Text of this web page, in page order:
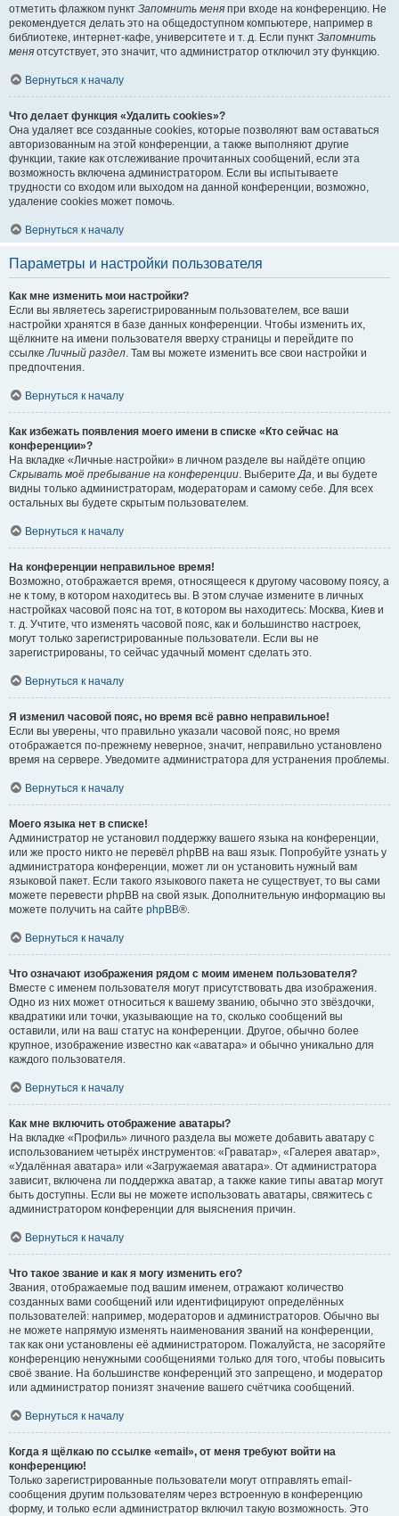
отметить флажком пункт Запомнить меня при входе на конференцию. Не
рекомендуется делать это на общедоступном компьютере, например в
библиотеке, интернет-кафе, университете и т. д. Если пункт Запомнить
меня отсутствует, это значит, что администратор отключил эту функцию.
Вернуться к началу
Что делает функция «Удалить cookies»?
Она удаляет все созданные cookies, которые позволяют вам оставаться
авторизованным на этой конференции, а также выполняют другие
функции, такие как отслеживание прочитанных сообщений, если эта
возможность включена администратором. Если вы испытываете
трудности со входом или выходом на данной конференции, возможно,
удаление cookies может помочь.
Вернуться к началу
Параметры и настройки пользователя
Как мне изменить мои настройки?
Если вы являетесь зарегистрированным пользователем, все ваши
настройки хранятся в базе данных конференции. Чтобы изменить их,
щёлкните на имени пользователя вверху страницы и перейдите по
ссылкеЛичный раздел. Там вы можете изменить все свои настройки и
предпочтения.
Вернуться к началу
Как избежать появления моего имени в списке «Кто сейчас на
конференции»?
На вкладке «Личные настройки» в личном разделе вы найдёте опцию
Скрывать моё пребывание на конференции. ВыберитеДа, и вы будете
видны только администраторам, модераторам и самому себе. Для всех
остальных вы будете скрытым пользователем.
Вернуться к началу
На конференции неправильное время!
Возможно, отображается время, относящееся к другому часовому поясу, а
не к тому, в котором находитесь вы. В этом случае измените в личных
настройках часовой пояс на тот, в котором вы находитесь: Москва, Киев и
т. д. Учтите, что изменять часовой пояс, как и большинство настроек,
могут только зарегистрированные пользователи. Если вы не
зарегистрированы, то сейчас удачный момент сделать это.
Вернуться к началу
Я изменил часовой пояс, но время всё равно неправильное!
Если вы уверены, что правильно указали часовой пояс, но время
отображается по-прежнему неверное, значит, неправильно установлено
время на сервере. Уведомите администратора для устранения проблемы.
Вернуться к началу
Моего языка нет в списке!
Администратор не установил поддержку вашего языка на конференции,
или же просто никто не перевёл phpBB на ваш язык. Попробуйте узнать у
администратора конференции, может ли он установить нужный вам
языковой пакет. Если такого языкового пакета не существует, то вы сами
можете перевести phpBB на свой язык. Дополнительную информацию вы
можете получить на сайте phpBB®.
Вернуться к началу
Что означают изображения рядом с моим именем пользователя?
Вместе с именем пользователя могут присутствовать два изображения.
Одно из них может относиться к вашему званию, обычно это звёздочки,
квадратики или точки, указывающие на то, сколько сообщений вы
оставили, или на ваш статус на конференции. Другое, обычно более
крупное, изображение известно как «аватара» и обычно уникально для
каждого пользователя.
Вернуться к началу
Как мне включить отображение аватары?
На вкладке «Профиль» личного раздела вы можете добавить аватару с
использованием четырёх инструментов: «Граватар», «Галерея аватар»,
«Удалённая аватара» или «Загружаемая аватара». От администратора
зависит, включена ли поддержка аватар, а также какие типы аватар могут
быть доступны. Если вы не можете использовать аватары, свяжитесь с
администратором конференции для выяснения причин.
Вернуться к началу
Что такое звание и как я могу изменить его?
Звания, отображаемые под вашим именем, отражают количество
созданных вами сообщений или идентифицируют определённых
пользователей: например, модераторов и администраторов. Обычно вы
не можете напрямую изменять наименования званий на конференции,
так как они установлены её администратором. Пожалуйста, не засоряйте
конференцию ненужными сообщениями только для того, чтобы повысить
своё звание. На большинстве конференций это запрещено, и модератор
или администратор понизят значение вашего счётчика сообщений.
Вернуться к началу
Когда я щёлкаю по ссылке «email», от меня требуют войти на
конференцию!
Только зарегистрированные пользователи могут отправлять email-
сообщения другим пользователям через встроенную в конференцию
форму, и только если администратор включил такую возможность. Это